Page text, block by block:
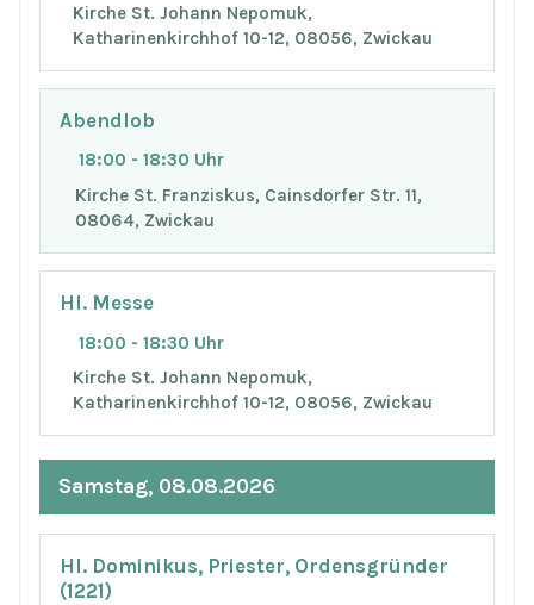
Kirche St. Johann Nepomuk,
Katharinenkirchhof 10-12, 08056, Zwickau
Abendlob
18:00 - 18:30 Uhr
Kirche St. Franziskus, Cainsdorfer Str. 11,
08064, Zwickau
Hl. Messe
18:00 - 18:30 Uhr
Kirche St. Johann Nepomuk,
Katharinenkirchhof 10-12, 08056, Zwickau
Samstag, 08.08.2026
Hl. Dominikus, Priester, Ordensgründer
(1221)